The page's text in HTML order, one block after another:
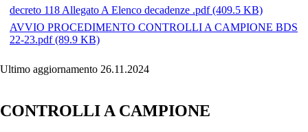
decreto 118 Allegato A Elenco decadenze .pdf(409.5 KB)
AVVIO PROCEDIMENTO CONTROLLI A CAMPIONE BDS
22-23.pdf(89.9 KB)
Ultimo aggiornamento 26.11.2024
CONTROLLI A CAMPIONE